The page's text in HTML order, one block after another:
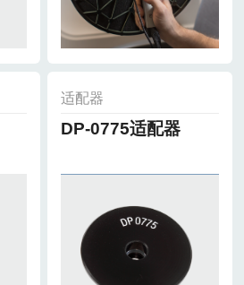
适配器
DP-0775适配器